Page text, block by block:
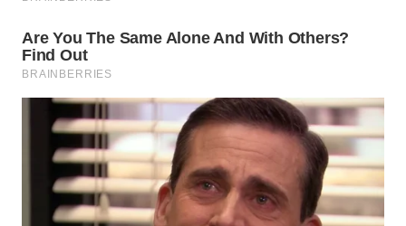
INDRAMAYU
WN
KUNINGAN
WN
MAJALENGKA
WN